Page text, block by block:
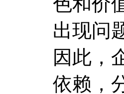
出现问
因此，
依赖，